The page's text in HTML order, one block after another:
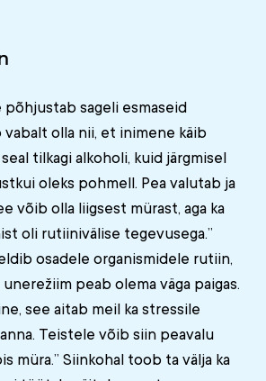
põhjustab sageli esmaseid
vabalt olla nii, et inimene käib
tilkagi alkoholi, kuid järgmisel
oleks pohmell. Pea valutab ja
võib olla liigsest mürast, aga ka
oli rutiinivälise tegevusega.”
osadele organismidele rutiin,
peab olema väga paigas.
see aitab meil ka stressile
Teistele võib siin peavalu
müra.” Siinkohal toob ta välja ka